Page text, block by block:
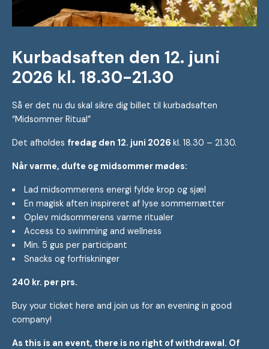
Kurbadsaften den 12. juni
2026 kl. 18.30-21.30
Så er det nu du skal sikre dig billet til kurbadsaften
“Midsommer Ritual”
Det afholdes fredag den 12. juni 2026 kl. 18.30 – 21.30.
Når varme, dufte og midsommer mødes:
Lad midsommerens energi fylde krop og sjæl
En magisk aften inspireret af lyse sommernætter
Oplev midsommerens varme ritualer
Access to swimming and wellness
Min. 5 gus per participant
Snacks og forfriskninger
240 kr. per prs.
Buy your ticket here and join us for an evening in good
company!
As this is an event, there is no right of withdrawal. Of